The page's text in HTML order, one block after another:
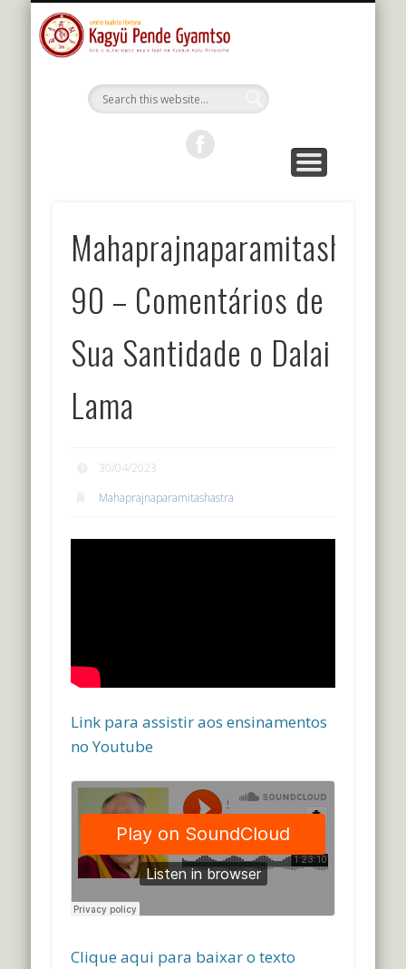
PORTUGUÊS
90 – Comentários de
Sua Santidade o Dalai
Lama
30/04/2023
Mahaprajnaparamitashastra
Link para assistir aos ensinamentos
no Youtube
Clique aqui para baixar o texto